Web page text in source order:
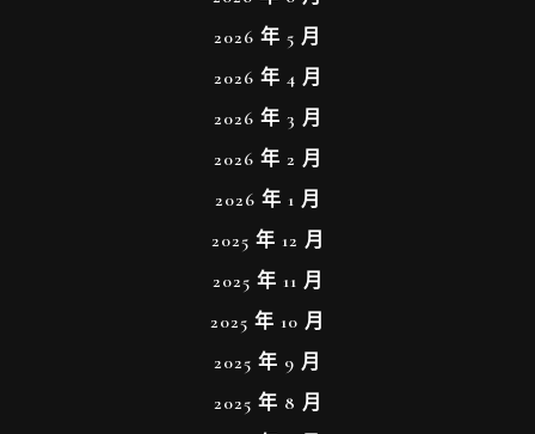
2026 年 5 月
2026 年 4 月
2026 年 3 月
2026 年 2 月
2026 年 1 月
2025 年 12 月
2025 年 11 月
2025 年 10 月
2025 年 9 月
2025 年 8 月